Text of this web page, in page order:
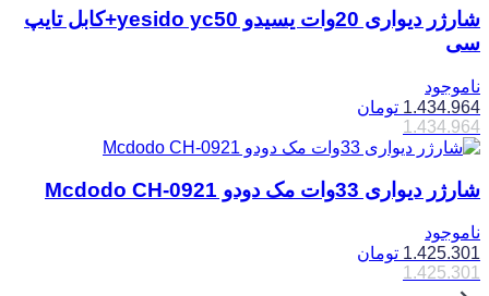
شارژر دیواری 20وات یسیدو yesido yc50+کابل تایپ
سی
ناموجود
1.434.964 تومان
1.434.964
شارژر دیواری 33وات مک دودو Mcdodo CH-0921
ناموجود
1.425.301 تومان
1.425.301